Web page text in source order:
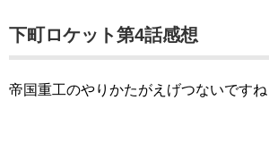
下町ロケット第4話感想
帝国重工のやりかたがえげつないですね